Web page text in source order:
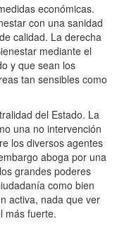
económicas.
con una sanidad
calidad. La derecha
mediante el
y que sean los
tan sensibles como
del Estado. La
una no intervención
los diversos agentes
aboga por una
grandes poderes
como bien
activa, nada que ver
más fuerte.